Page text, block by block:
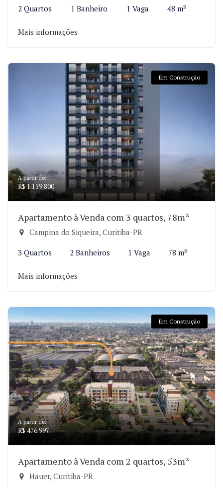
2 Quartos 1 Banheiro 1 Vaga 48 m²
Mais informações
Em Construção
A partir de:
R$ 1.159.800
Apartamento à Venda com 3 quartos, 78m²
Campina do Siqueira, Curitiba-PR
3 Quartos 2 Banheiros 1 Vaga 78 m²
Mais informações
Em Construção
A partir de:
R$ 476.997
Apartamento à Venda com 2 quartos, 53m²
Hauer, Curitiba-PR